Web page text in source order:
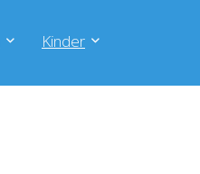
Kinder